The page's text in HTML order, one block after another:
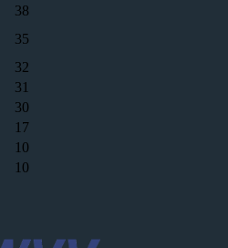
38
35
32
31
30
17
10
10